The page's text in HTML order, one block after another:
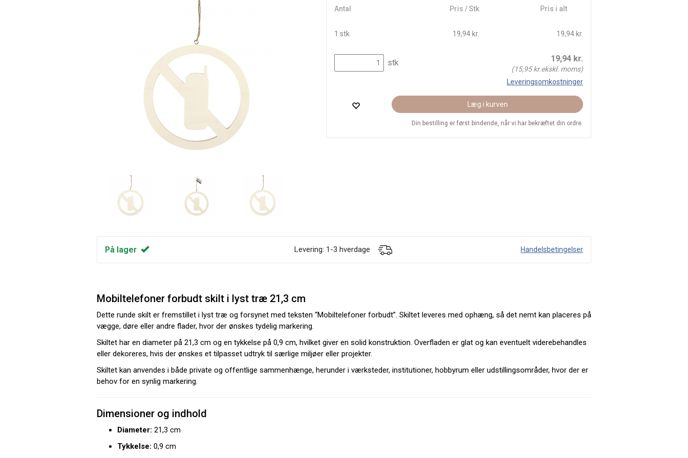
Antal Pris / Stk Pris i alt
1 stk 19,94 kr. 19,94 kr.
stk 19,94kr.
(15,95kr.ekskl. moms)
Leveringsomkostninger
Læg i kurven
Din bestilling er først bindende, når vi har bekræftet din ordre.
På lager Levering: 1-3 hverdage Handelsbetingelser
Mobiltelefoner forbudt skilt i lyst træ 21,3 cm
Dette runde skilt er fremstillet i lyst træ og forsynet med teksten “Mobiltelefoner forbudt”. Skiltet leveres med ophæng, så det nemt kan placeres på
vægge, døre eller andre flader, hvor der ønskes tydelig markering.
Skiltet har en diameter på 21,3 cm og en tykkelse på 0,9 cm, hvilket giver en solid konstruktion. Overfladen er glat og kan eventuelt viderebehandles
eller dekoreres, hvis der ønskes et tilpasset udtryk til særlige miljøer eller projekter.
Skiltet kan anvendes i både private og offentlige sammenhænge, herunder i værksteder, institutioner, hobbyrum eller udstillingsområder, hvor der er
behov for en synlig markering.
Dimensioner og indhold
Diameter: 21,3 cm
Tykkelse: 0,9 cm